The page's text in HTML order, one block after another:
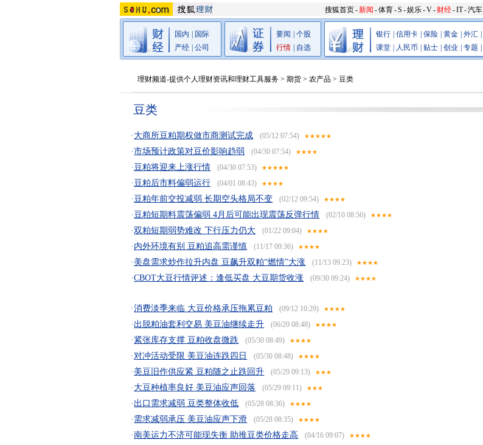
搜狐首页-新闻 -体育-S -娱乐-V- 财经-IT-汽车
国内
国际
产经
公司
要闻
个股
行情
自选
银行 信用卡 保险 黄金 外汇
课堂
人民币 贴士 创业 专题
理财频道-提供个人理财资讯和理财工具服务 > 期货 > 农产品 > 豆类
豆类
· 大商所豆粕期权做市商测试完成 (05/12 07:54) ★★★★★
·市场预计政策对豆价影响趋弱 (04/30 07:54) ★★★★
·豆粕将迎来上涨行情 (04/30 07:53) ★★★★★
·豆粕后市料偏弱运行 (04/01 08:43) ★★★★
·豆粕年前交投减弱 长期空头格局不变 (02/12 09:54) ★★★★
·豆粕短期料震荡偏弱 4月后可能出现震荡反弹行情 (02/10 08:56) ★★★★
·双粕短期弱势难改 下行压力仍大 (01/22 09:04) ★★★★
· 内外环境有别 豆粕追高需谨慎 (11/17 09:36) ★★★★
· 美盘需求炒作拉升内盘 豆飙升双粕“燃情”大涨 (11/13 09:23) ★★★★
·CBOT大豆行情评述：逢低买盘 大豆期货收涨 (09/30 09:24) ★★★★
·消费淡季来临 大豆价格承压拖累豆粕 (09/12 10:29) ★★★★
·出脱粕油套利交易 美豆油继续走升 (06/20 08:48) ★★★★
· 紧张库存支撑 豆粕收盘微跌 (05/30 08:49) ★★★★
·对冲活动受限 美豆油连跌四日 (05/30 08:48) ★★★★
· 美豆旧作供应紧 豆粕随之止跌回升 (05/29 09:13) ★★★
· 大豆种植率良好 美豆油应声回落 (05/29 09:11) ★★★
·出口需求减弱 豆类整体收低 (05/28 08:36) ★★★★
· 需求减弱承压 美豆油应声下滑 (05/28 08:35) ★★★★
·南美运力不济可能现失衡 助推豆类价格走高 (04/16 09:07) ★★★★